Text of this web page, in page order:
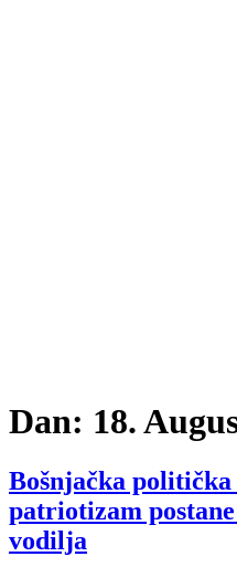
Dan: 18.
Bošnjačka
patriotizam
vodilja